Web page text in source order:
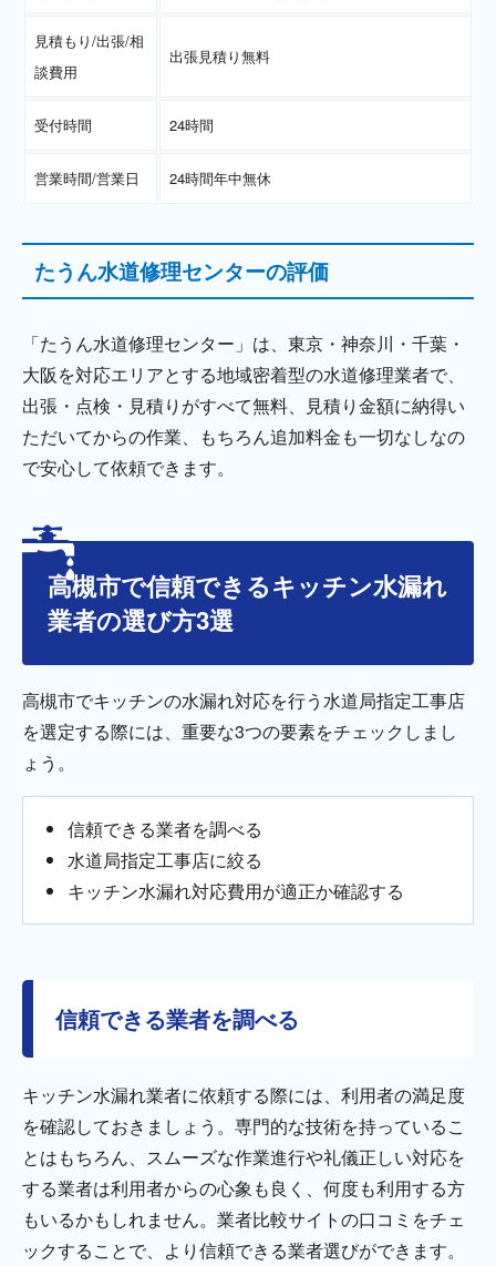
見積もり/出張/相
談費用
出張見積り無料
受付時間 24時間
営業時間/営業日 24時間年中無休
たうん水道修理センターの評価
「たうん水道修理センター」は、東京・神奈川・千葉・
大阪を対応エリアとする地域密着型の水道修理業者で、
出張・点検・見積りがすべて無料、見積り金額に納得い
ただいてからの作業、もちろん追加料金も一切なしなの
で安心して依頼できます。
高槻市で信頼できるキッチン水漏れ
業者の選び方3選
高槻市でキッチンの水漏れ対応を行う水道局指定工事店
を選定する際には、重要な3つの要素をチェックしまし
ょう。
信頼できる業者を調べる
水道局指定工事店に絞る
キッチン水漏れ対応費用が適正か確認する
信頼できる業者を調べる
キッチン水漏れ業者に依頼する際には、利用者の満足度
を確認しておきましょう。専門的な技術を持っているこ
とはもちろん、スムーズな作業進行や礼儀正しい対応を
する業者は利用者からの心象も良く、何度も利用する方
もいるかもしれません。業者比較サイトの口コミをチェ
ックすることで、より信頼できる業者選びができます。